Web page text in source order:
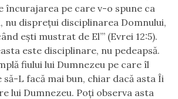
pe care v-o spune ca
nu dispreţui disciplinarea Domnului,
eşti mustrat de El’” (Evrei 12:5).
este disciplinare, nu pedeapsă.
fiului lui Dumnezeu pe care îl
să-L facă mai bun, chiar dacă asta Îi
lui Dumnezeu. Poți observa asta